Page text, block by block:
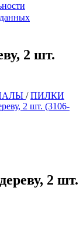
2 шт.
/ПИЛКИ
2 шт. (3106-
2 шт.